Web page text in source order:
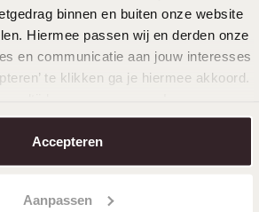
binnen en buiten onze website
Hiermee passen wij en derden onze
en communicatie aan jouw interesses
te klikken ga je hiermee akkoord.
.
Accepteren
Aanpassen
F.